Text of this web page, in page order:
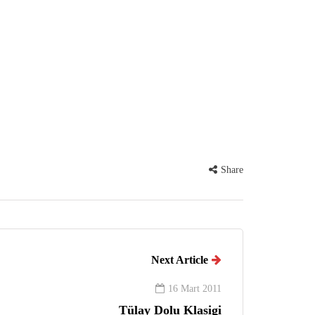
Share
Next Article
16 Mart 2011
Tülay Dolu Klasigi